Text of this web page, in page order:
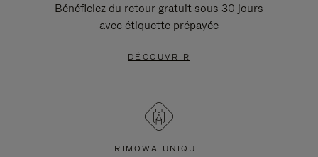
Bénéficiez du retour gratuit sous 30 jours
avec étiquette prépayée
DÉCOUVRIR
RIMOWA UNIQUE